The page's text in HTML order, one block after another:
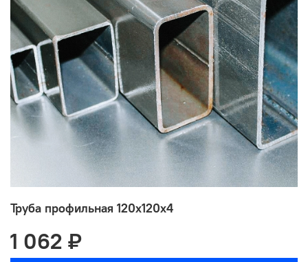
Труба профильная 120х120х4
1 062 ₽